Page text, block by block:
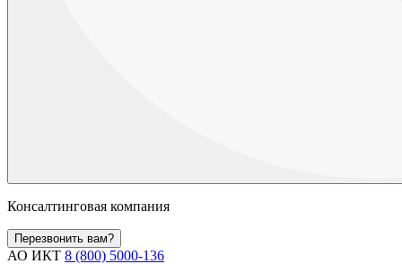
Консалтинговая компания
Перезвонить вам?
АО ИКТ 8 (800) 5000-136